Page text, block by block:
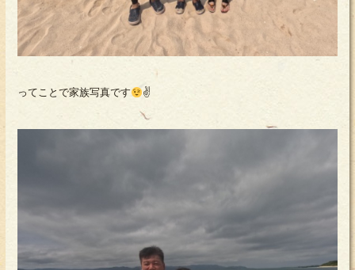
ってことで家族写真です ✌